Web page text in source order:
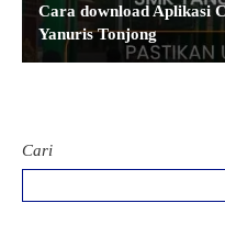
Cara download Aplikasi
Yanuris Tonjong
Cari